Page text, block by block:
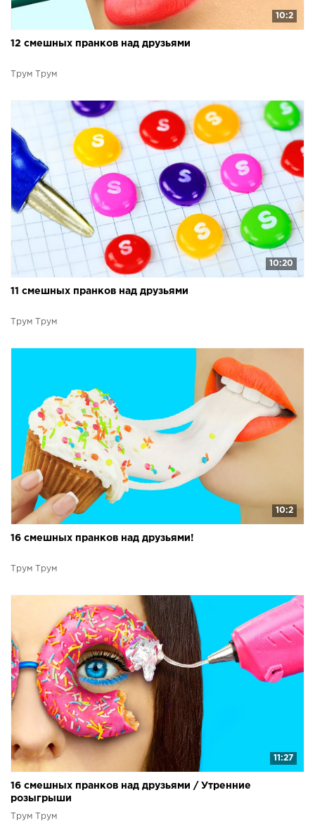
10:2
12 смешных пранков над друзьями
Трум Трум
10:20
11 смешных пранков над друзьями
Трум Трум
10:2
16 смешных пранков над друзьями!
Трум Трум
11:27
16 смешных пранков над друзьями / Утренние
розыгрыши
Трум Трум